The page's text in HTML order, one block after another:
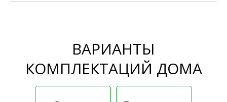
ВАРИАНТЫ
КОМПЛЕКТАЦИЙ ДОМА